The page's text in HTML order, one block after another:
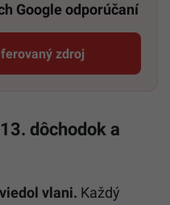
Google odporúčaní
zdroj
odkaz sa otvorí v
dôchodok a
vlani. Každý